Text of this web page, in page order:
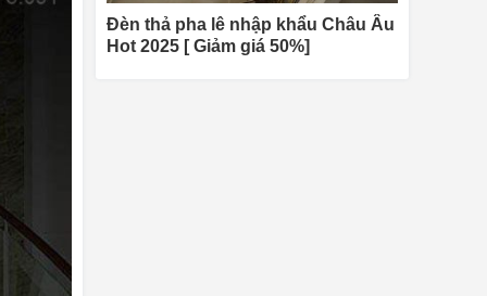
Đèn thả pha lê nhập khẩu Châu Âu
Hot 2025 [ Giảm giá 50%]